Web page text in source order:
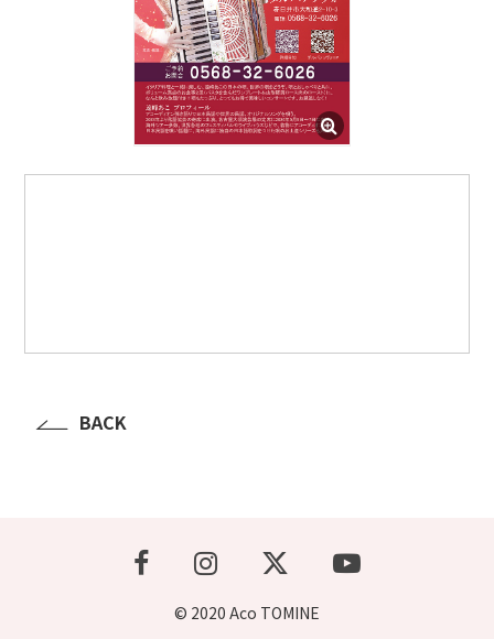
BACK
© 2020 Aco TOMINE